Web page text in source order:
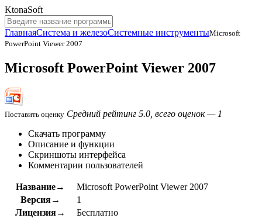
KtonaSoft
ГлавнаяСистема и железоСистемные инструментыMicrosoft
PowerPoint Viewer 2007
Microsoft PowerPoint Viewer 2007
Поставить оценку Средний рейтинг 5.0, всего оценок — 1
Скачать программу
Описание и функции
Скриншоты интерфейса
Комментарии пользователей
Название→
Microsoft PowerPoint Viewer 2007
Версия→
1
Лицензия→
Бесплатно